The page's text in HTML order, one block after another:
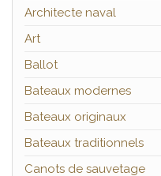
Architecte naval
Art
Ballot
Bateaux modernes
Bateaux originaux
Bateaux traditionnels
Canots de sauvetage